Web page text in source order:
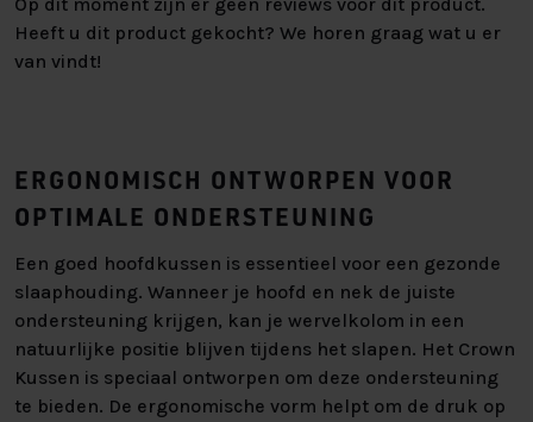
Heeft u dit product gekocht? We horen graag wat u er
van vindt!
ERGONOMISCH ONTWORPEN VOOR
OPTIMALE ONDERSTEUNING
Een goed hoofdkussen is essentieel voor een gezonde
slaaphouding. Wanneer je hoofd en nek de juiste
ondersteuning krijgen, kan je wervelkolom in een
natuurlijke positie blijven tijdens het slapen. Het Crown
Kussen is speciaal ontworpen om deze ondersteuning
te bieden. De ergonomische vorm helpt om de druk op